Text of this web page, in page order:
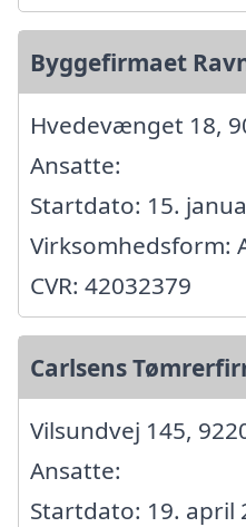
Byggefirmaet
Hvedevænget 18,
Ansatte:
Startdato: 15.
Virksomhedsform:
CVR: 42032379
Carlsens
Vilsundvej 145,
Ansatte:
Startdato: 19. april